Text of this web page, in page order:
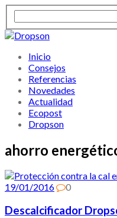
Inicio
Consejos
Referencias
Novedades
Actualidad
Ecopost
Dropson
ahorro
19/01/2016 0
Descalcificador